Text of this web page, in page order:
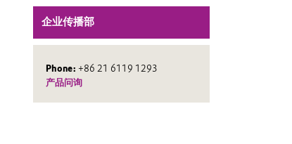
企业传播部
Phone: +86 21 6119 1293
产品问询